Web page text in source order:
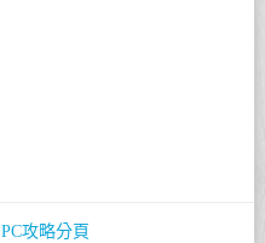
PC攻略分頁